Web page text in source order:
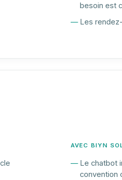
besoin est
Les
AVEC BIYN
Le chatbot
convention